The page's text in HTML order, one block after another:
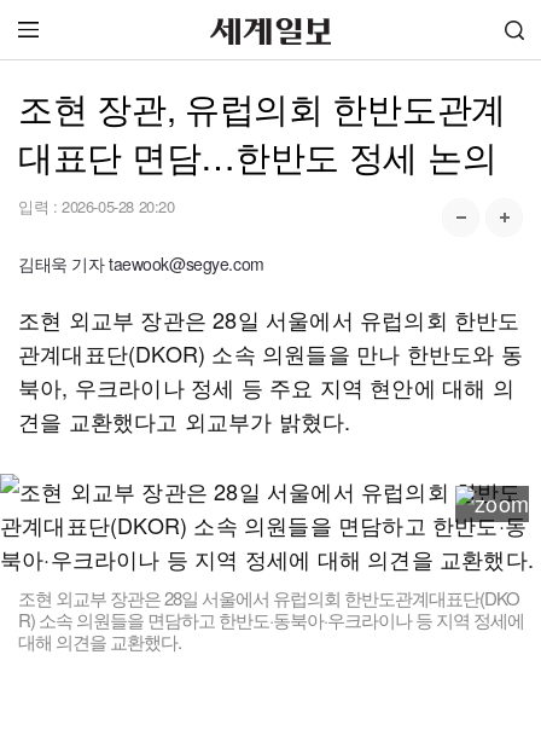
조현 장관, 유럽의회 한반도관계
대표단 면담…한반도 정세 논의
입력 : 2026-05-28 20:20
김태욱 기자 taewook@segye.com
조현 외교부 장관은 28일 서울에서 유럽의회 한반도
관계대표단(DKOR) 소속 의원들을 만나 한반도와 동
북아, 우크라이나 정세 등 주요 지역 현안에 대해 의
견을 교환했다고 외교부가 밝혔다.
조현 외교부 장관은 28일 서울에서 유럽의회 한반도관계대표단(DKO
R) 소속 의원들을 면담하고 한반도·동북아·우크라이나 등 지역 정세에
대해 의견을 교환했다.